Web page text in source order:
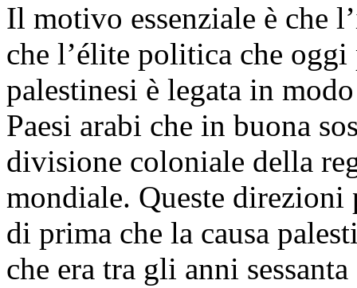
Il motivo essenziale è che
che l’élite politica che
palestinesi è legata in
Paesi arabi che in buona
divisione coloniale della
mondiale. Queste
di prima che la causa
che era tra gli anni